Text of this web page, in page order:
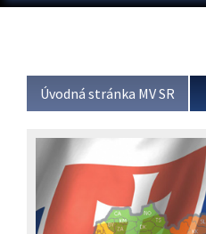
Úvodná stránka MV SR